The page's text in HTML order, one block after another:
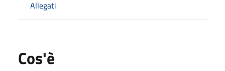
Allegati
Cos'è